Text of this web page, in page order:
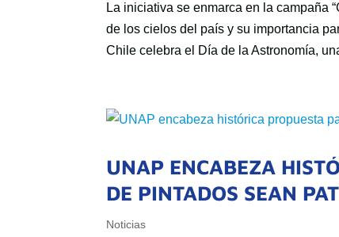
La iniciativa se enmarca en la campaña
de los cielos del país y su importancia
Chile celebra el Día de la Astronomía,
UNAP ENCABEZA
DE PINTADOS SEAN
Noticias